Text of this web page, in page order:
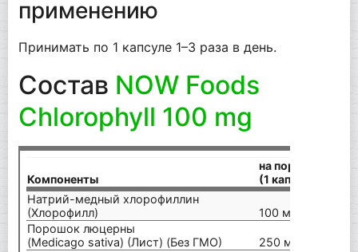
применению
Принимать по 1 капсуле 1–3 раза в день.
Состав NOW Foods
Chlorophyll 100 mg
Компоненты
на порцию
(1 капсула)
Натрий-медный хлорофиллин
(Хлорофилл)
100 мг
Порошок люцерны
(Medicago sativa) (Лист) (Без ГМО)
250 мг